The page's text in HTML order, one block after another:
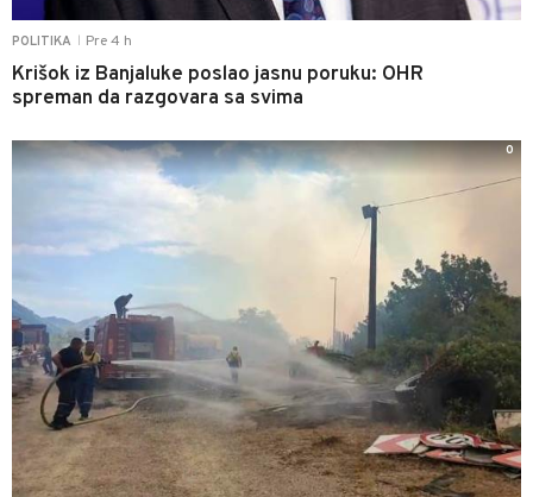
POLITIKA Pre 4 h
Krišok iz Banjaluke poslao jasnu poruku: OHR
spreman da razgovara sa svima
0